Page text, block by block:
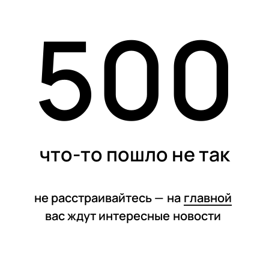
статьи
500
что-то пошло не так
не расстраивайтесь — на главной
вас ждут интересные новости